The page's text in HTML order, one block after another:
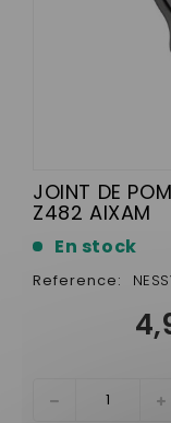
JOINT DE
Z482 AIXAM
En stock
Reference: